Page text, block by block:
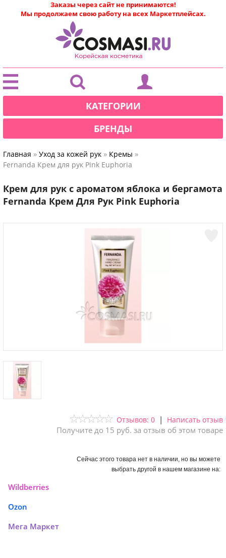
|
Заказы через сайт не принимаются!
Мы продолжаем свою работу на всех Маркетплейсах.
КАТЕГОРИИ
БРЕНДЫ
Главная » Уход за кожей рук » Кремы »
Fernanda Крем для рук Pink Euphoria
Крем для рук с ароматом яблока и бергамота
Fernanda Крем Для Рук Pink Euphoria
Отзывов: 0 | Написать отзыв
Получите до 15 руб. за отзыв об этом товаре
Сейчас этого товара нет в наличии, но вы можете
выбрать другой в нашем магазине на:
Wildberries
Ozon
Мега Маркет